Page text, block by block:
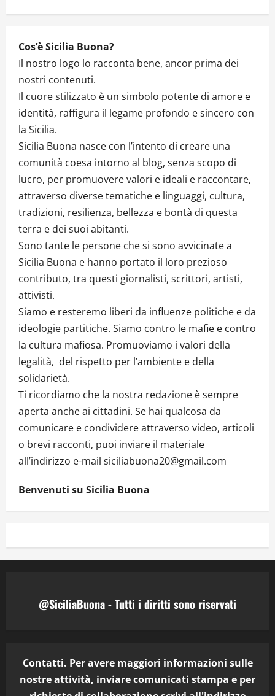
Cos’è Sicilia Buona?
Il nostro logo lo racconta bene, ancor prima dei
nostri contenuti.
Il cuore stilizzato è un simbolo potente di amore e
identità, raffigura il legame profondo e sincero con
la Sicilia.
Sicilia Buona nasce con l’intento di creare una
comunità coesa intorno al blog, senza scopo di
lucro, per promuovere valori e ideali e raccontare,
attraverso diverse tematiche e linguaggi, cultura,
tradizioni, resilienza, bellezza e bontà di questa
terra e dei suoi abitanti.
Sono tante le persone che si sono avvicinate a
Sicilia Buona e hanno portato il loro prezioso
contributo, tra questi giornalisti, scrittori, artisti,
attivisti.
Siamo e resteremo liberi da influenze politiche e da
ideologie partitiche. Siamo contro le mafie e contro
la cultura mafiosa. Promuoviamo i valori della
legalità, del rispetto per l’ambiente e della
solidarietà.
Ti ricordiamo che la nostra redazione è sempre
aperta anche ai cittadini. Se hai qualcosa da
comunicare e condividere attraverso video, articoli
o brevi racconti, puoi inviare il materiale
all’indirizzo e-mail siciliabuona20@gmail.com
Benvenuti su Sicilia Buona
@SiciliaBuona - Tutti i diritti sono riservati
Contatti. Per avere maggiori informazioni sulle
nostre attività, inviare comunicati stampa e per